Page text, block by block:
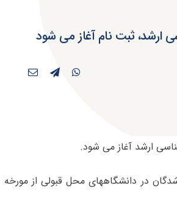
ارشد، ثبت نام آغاز می شود
ارشد آغاز می شود.
در دانشگاههای محل قبولی از مورخه